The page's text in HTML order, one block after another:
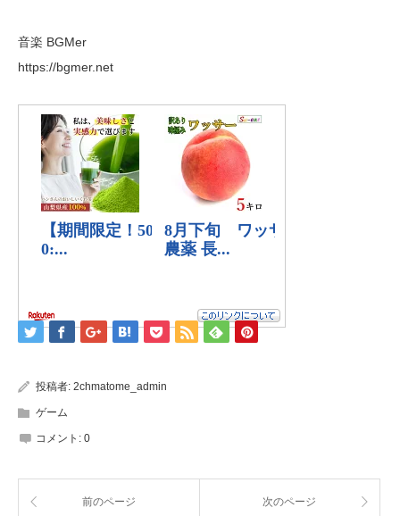
音楽 BGMer
https://bgmer.net
投稿者: 2chmatome_admin
ゲーム
コメント: 0
前のページ 次のページ